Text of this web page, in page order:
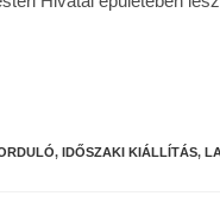
, IDŐSZAKI KIÁLLÍTÁS,